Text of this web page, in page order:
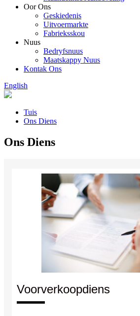
Oor Ons
Geskiedenis
Uitvoermarkte
Fabrieksskou
Nuus
Bedryfsnuus
Maatskappy Nuus
Kontak Ons
English
Tuis
Ons Diens
Ons Diens
Voorverkoopdiens